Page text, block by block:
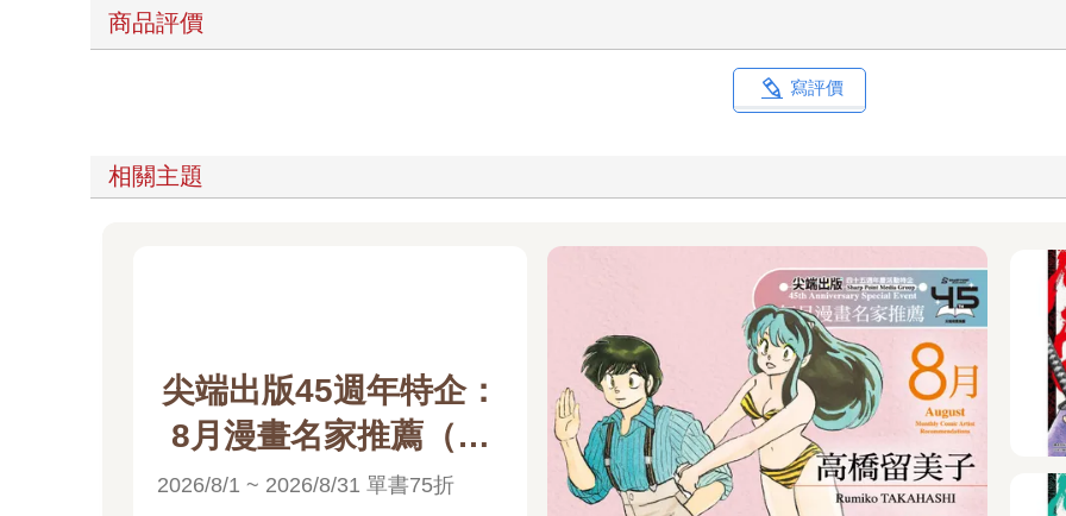
商品評價
寫評價
相關主題
尖端出版45週年特企：
8月漫畫名家推薦（高
橋留美子）電子書展
2026/8/1 ~ 2026/8/31 單書75折